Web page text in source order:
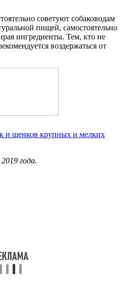
советуют собаководам
пищей, самостоятельно
ингредиенты. Тем, кто не
воздержаться от
и щенков крупных и мелких
года.